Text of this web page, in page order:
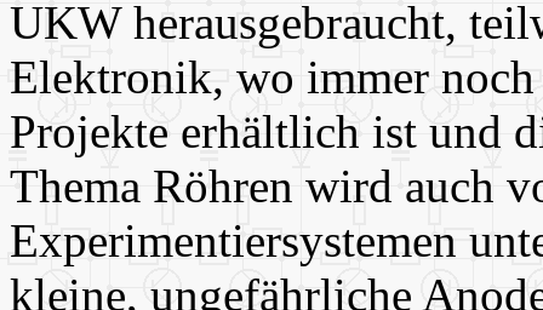
UKW herausgebraucht,
Elektronik, wo immer
Projekte erhältlich ist und
Thema Röhren wird auch
Experimentiersystemen
kleine, ungefährliche